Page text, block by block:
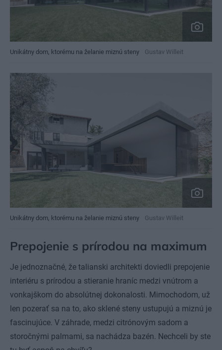
Unikátny dom, ktorému na želanie miznú steny Gustav Willeit
Unikátny dom, ktorému na želanie miznú steny Gustav Willeit
Prepojenie s prírodou na maximum
Je jednoznačné, že talianski architekti doviedli prepojenie
interiéru s prírodou a stieranie hraníc medzi vnútrom a
vonkajškom do absolútnej dokonalosti. Mimochodom, už
len pozerať sa na to, ako sklené steny ustupujú a miznú je
fascinujúce. V záhrade, medzi citrónovým sadom a
storočnými palmami, sa nachádza bazén. Nechceli by ste